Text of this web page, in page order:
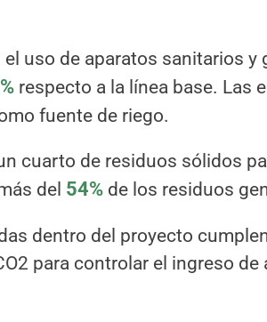
uso de aparatos sanitarios
respecto a la línea base. Las
fuente de riego.
cuarto de residuos sólidos
del 54% de los residuos
dentro del proyecto
para controlar el ingreso